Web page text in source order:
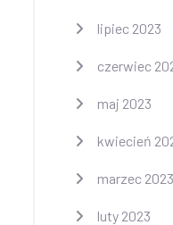
lipiec 2023
czerwiec
maj 2023
kwiecień
marzec 2023
luty 2023